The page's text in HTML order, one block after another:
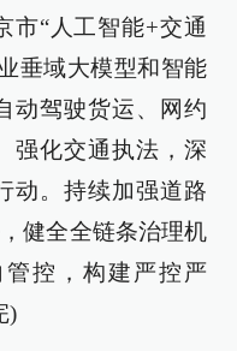
市“人工智能+交通
垂域大模型和智能
动驾驶货运、网约
强化交通执法，深
动。持续加强道路
健全全链条治理机
控，构建严控严
)